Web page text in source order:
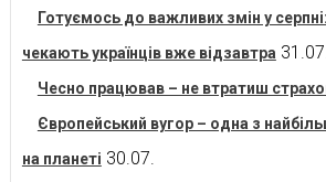
Готуємось до важливих змін у
чекають українців вже відзавтра
Чесно працював – не втратиш
Європейський вугор – одна з
на планеті 30.07.